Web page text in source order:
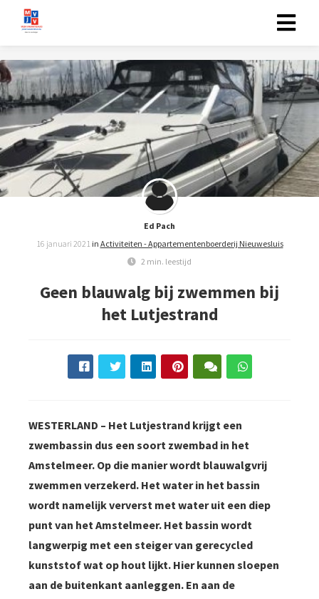
Ed Pach
16 januari 2021 in Activiteiten - Appartementenboerderij Nieuwesluis
2 min. leestijd
Geen blauwalg bij zwemmen bij
het Lutjestrand
WESTERLAND – Het Lutjestrand krijgt een
zwembassin dus een soort zwembad in het
Amstelmeer. Op die manier wordt blauwalgvrij
zwemmen verzekerd. Het water in het bassin
wordt namelijk ververst met water uit een diep
punt van het Amstelmeer. Het bassin wordt
langwerpig met een steiger van gerecycled
kunststof wat op hout lijkt. Hier kunnen sloepen
aan de buitenkant aanleggen. En aan de